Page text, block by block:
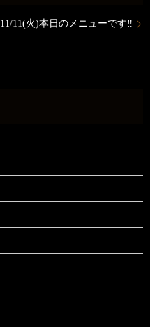
11/11(火)本日のメニューです‼️